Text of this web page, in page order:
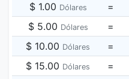
$ 1.00 Dólares =
$ 5.00 Dólares =
$ 10.00 Dólares =
$ 15.00 Dólares =